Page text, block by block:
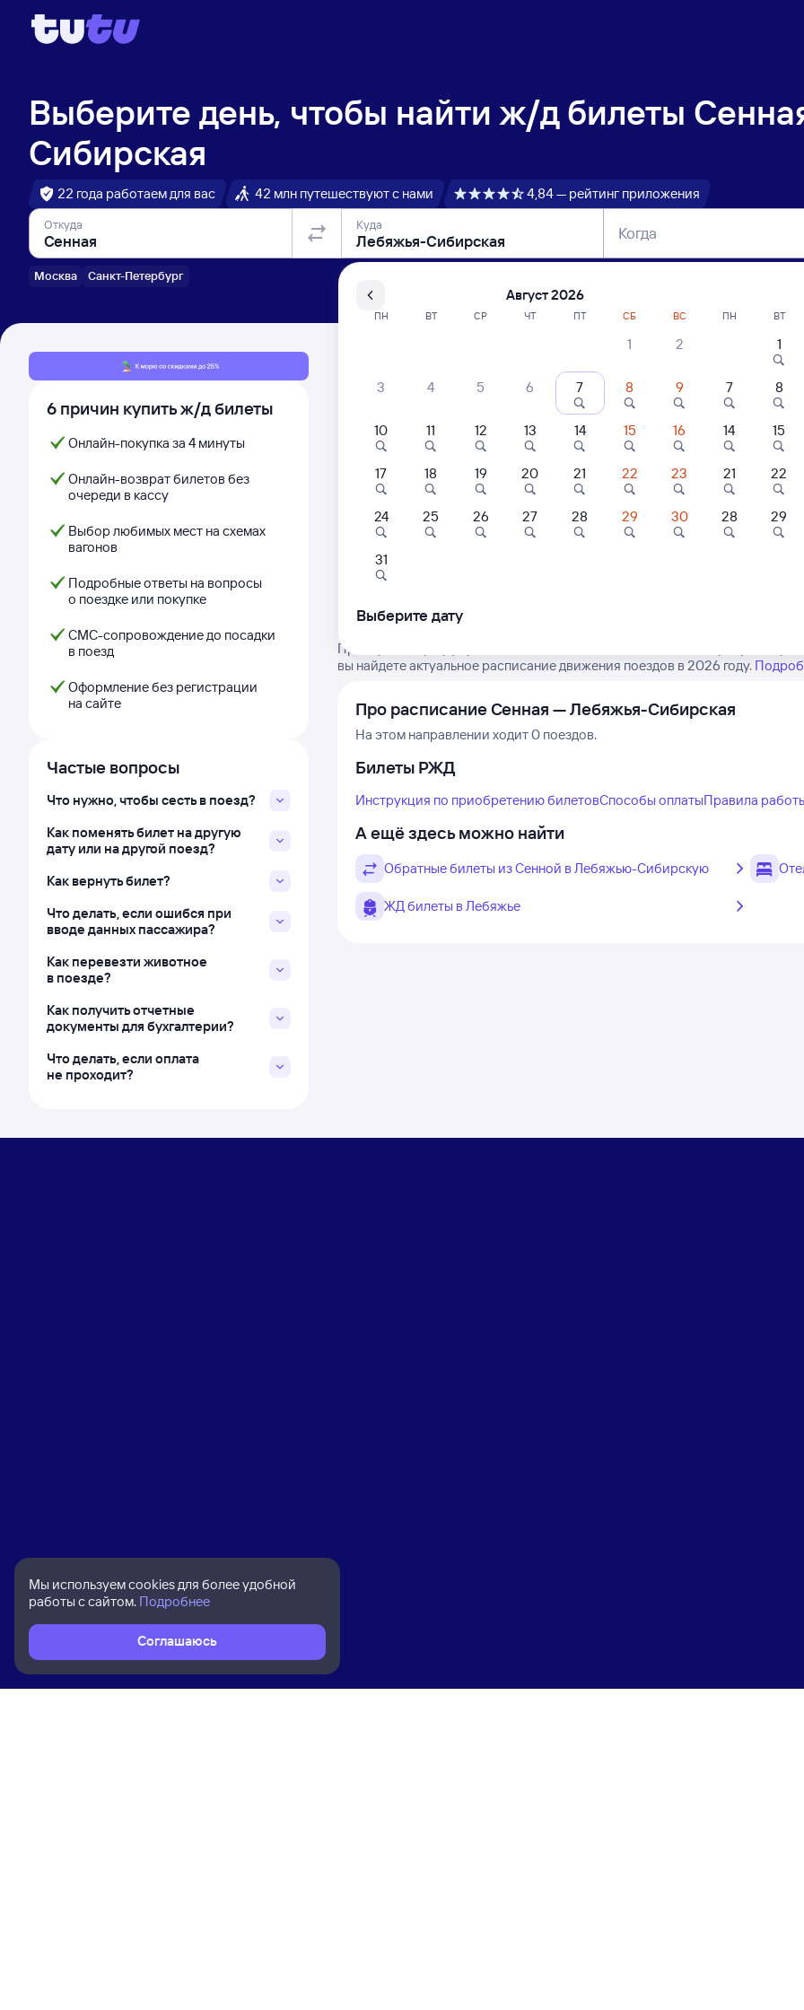
Выберите день, чтобы найти ж/д билеты
Сибирская
22 года работаем для вас 42 млн путешествуют с нами 4,84 — рейтинг приложения
Откуда
Москва Санкт-Петербург
Куда Когда
6 причин купить ж/д билеты
Онлайн-покупка за 4 минуты
Онлайн-возврат билетов без
очереди в кассу
Выбор любимых мест на схемах
вагонов
Подробные ответы на вопросы
о поездке или покупке
СМС-сопровождение до посадки
в поезд
Оформление без регистрации
на сайте
Частые вопросы
Что нужно, чтобы сесть в поезд?
Как поменять билет на другую
дату или на другой поезд?
Как вернуть билет?
Что делать, если ошибся при
вводе данных пассажира?
Как перевезти животное
в поезде?
Как получить отчетные
документы для бухгалтерии?
Что делать, если оплата
не проходит?
Расписание поездов Сенная — Лебяжья-
Нет рейсов по
Проверьте маршрут рейсов РЖД из Сенной в Лебяжью-Сибирскую.
вы найдете актуальное расписание движения поездов в 2026 году.
Про расписание Сенная — Лебяжья-Сибирская
На этом направлении ходит 0 поездов.
Билеты РЖД
Инструкция по приобретению билетовСпособы оплатыПравила
А ещё здесь можно найти
Обратные билеты из Сенной в Лебяжью-Сибирскую
ЖД билеты в Лебяжье
Мы используем cookies для более удобной
работы с сайтом. Подробнее
Соглашаюсь
Август 2026
ПН ВТ СР ЧТ ПТ СБ ВС
1 2
3 4 5 6 7 8 9
10 11 12 13 14 15 16
17 18 19 20 21 22 23
24 25 26 27 28 29 30
31
ПН ВТ
1
7 8
14 15
21 22
28 29
Выберите дату